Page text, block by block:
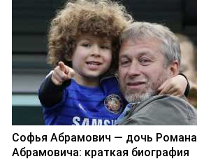
Софья Абрамович — дочь Романа
Абрамовича: краткая биография